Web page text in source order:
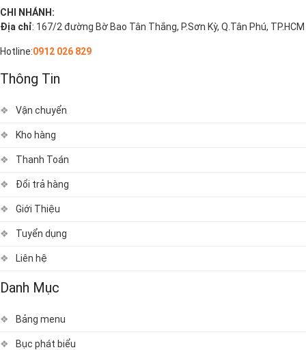
CHI NHÁNH:
Địa chỉ: 167/2 đường Bờ Bao Tân Thắng, P.Sơn Kỳ, Q.Tân Phú, TP.HCM
Hotline:0912 026 829
Thông Tin
Vận chuyển
Kho hàng
Thanh Toán
Đổi trả hàng
Giới Thiệu
Tuyển dụng
Liên hệ
Danh Mục
Bảng menu
Bục phát biểu